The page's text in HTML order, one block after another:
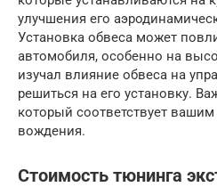
улучшения его
Установка обвеса может
автомобиля, особенно на
изучал влияние обвеса на
решиться на его установку.
который соответствует
вождения.
Стоимость тюнинга